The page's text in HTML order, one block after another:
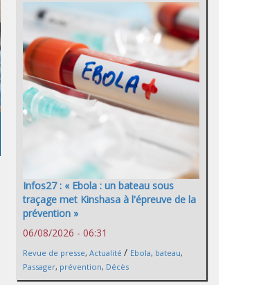
Infos27 : « Ebola : un bateau sous
traçage met Kinshasa à l'épreuve de la
prévention »
06/08/2026 - 06:31
Revue de presse, Actualité / Ebola, bateau,
Passager, prévention, Décès